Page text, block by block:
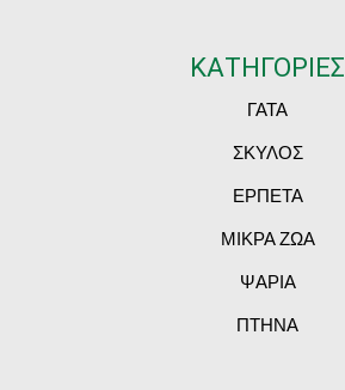
ΚΑΤΗΓΟΡΙΕΣ
ΓΑΤΑ
ΣΚΥΛΟΣ
ΕΡΠΕΤΑ
ΜΙΚΡΑ ΖΩΑ
ΨΑΡΙΑ
ΠΤΗΝΑ